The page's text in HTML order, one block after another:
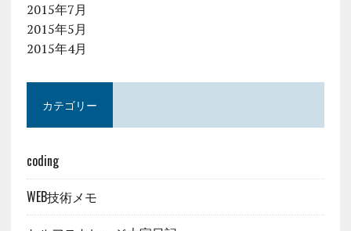
2015年7月
2015年5月
2015年4月
カテゴリー
coding
WEB技術メモ